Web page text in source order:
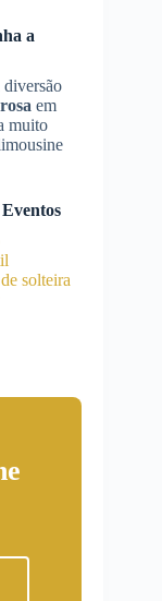
a
diversão
em
muito
solteira